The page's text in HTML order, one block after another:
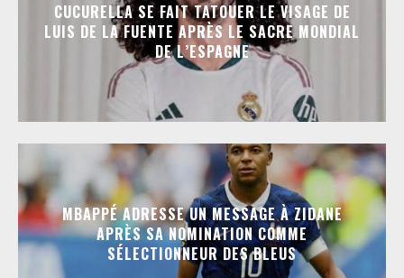
CUCURELLA SE FAIT TATOUER LE VISAGE DE
LUIS DE LA FUENTE APRÈS LE SACRE MONDIAL
DE L’ESPAGNE
MBAPPÉ ADRESSE UN MESSAGE À ZIDANE
APRÈS SA NOMINATION COMME
SÉLECTIONNEUR DES BLEUS